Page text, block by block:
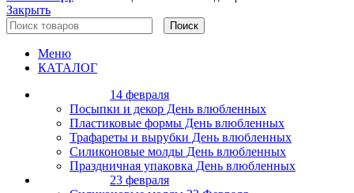
Закрыть
Поиск
Меню
КАТАЛОГ
14 февраля
Посыпки и декор День влюбленных
Пластиковые формы День влюбленных
Трафареты и вырубки День влюбленных
Силиконовые молды День влюбленных
Праздничная упаковка День влюбленных
23 февраля